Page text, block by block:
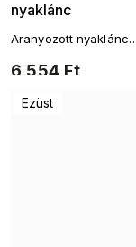
nyaklánc
6 554 Ft
Aranyozott nyaklánc
Ezüst